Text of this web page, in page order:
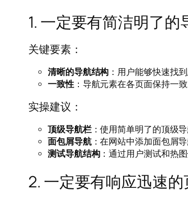
1. 一定要有简洁明了的
关键要素：
清晰的导航结构 ：用户能够快速找到
一致性：导航元素在各页面保持一致
实操建议：
顶级导航栏：使用简单明了的顶级
面包屑导航：在网站中添加面包屑
测试导航结构：通过用户测试和热
2. 一定要有响应迅速